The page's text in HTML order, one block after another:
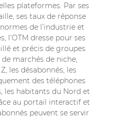
plateformes. Par ses
ses taux de réponse
de l’industrie et
l’OTM dresse pour ses
et précis de groupes
marchés de niche,
les désabonnés, les
des téléphones
les habitants du Nord et
au portail interactif et
peuvent se servir